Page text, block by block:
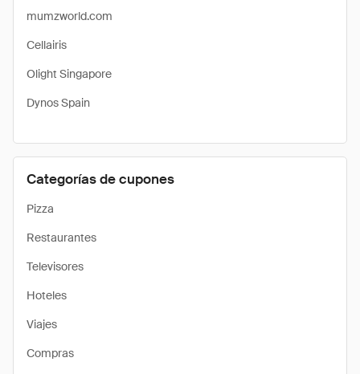
mumzworld.com
Cellairis
Olight Singapore
Dynos Spain
Categorías de cupones
Pizza
Restaurantes
Televisores
Hoteles
Viajes
Compras